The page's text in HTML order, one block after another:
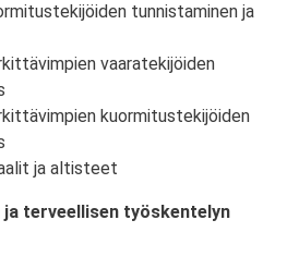
tunnistaminen ja
vaaratekijöiden
kuormitustekijöiden
ja altisteet
terveellisen työskentelyn